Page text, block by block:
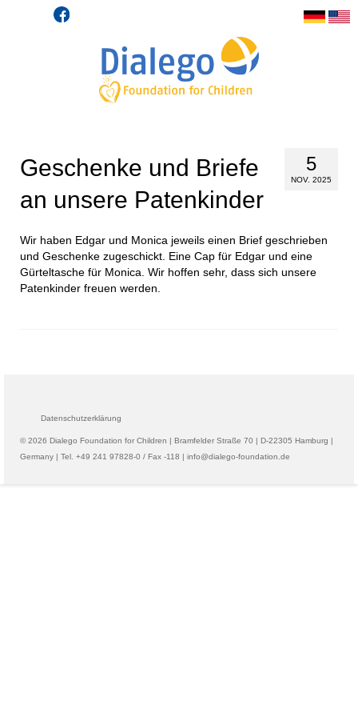
5
NOV. 2025
Geschenke und Briefe
an unsere Patenkinder
Wir haben Edgar und Monica jeweils einen Brief geschrieben
und Geschenke zugeschickt. Eine Cap für Edgar und eine
Gürteltasche für Monica. Wir hoffen sehr, dass sich unsere
Patenkinder freuen werden.
Datenschutzerklärung
© 2026 Dialego Foundation for Children | Bramfelder Straße 70 | D-22305 Hamburg |
Germany | Tel. +49 241 97828-0 / Fax -118 | info@dialego-foundation.de